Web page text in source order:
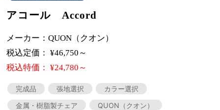
アコール Accord
メーカー：QUON（クオン）
税込定価： ¥46,750～
税込特価： ¥24,780～
完成品 張地選択
カラー選択
金属・樹脂製チェア
QUON（クオン）